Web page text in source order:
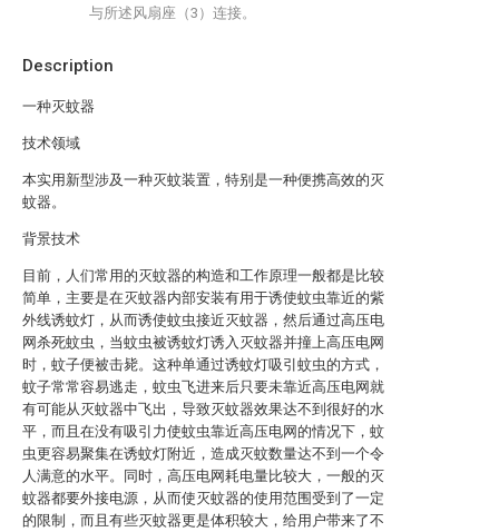
Description
一种灭蚊器
技术领域
本实用新型涉及一种灭蚊装置，特别是一种便携高效的灭
蚊器。
背景技术
目前，人们常用的灭蚊器的构造和工作原理一般都是比较
简单，主要是在灭蚊器内部安装有用于诱使蚊虫靠近的紫
外线诱蚊灯，从而诱使蚊虫接近灭蚊器，然后通过高压电
网杀死蚊虫，当蚊虫被诱蚊灯诱入灭蚊器并撞上高压电网
时，蚊子便被击毙。这种单通过诱蚊灯吸引蚊虫的方式，
蚊子常常容易逃走，蚊虫飞进来后只要未靠近高压电网就
有可能从灭蚊器中飞出，导致灭蚊器效果达不到很好的水
平，而且在没有吸引力使蚊虫靠近高压电网的情况下，蚊
虫更容易聚集在诱蚊灯附近，造成灭蚊数量达不到一个令
人满意的水平。同时，高压电网耗电量比较大，一般的灭
蚊器都要外接电源，从而使灭蚊器的使用范围受到了一定
的限制，而且有些灭蚊器更是体积较大，给用户带来了不
与所述风扇座（3）连接。